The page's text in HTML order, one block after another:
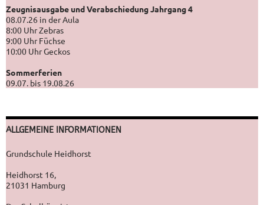
Zeugnisausgabe und Verabschiedung Jahrgang 4
08.07.26 in der Aula
8:00 Uhr Zebras
9:00 Uhr Füchse
10:00 Uhr Geckos
Sommerferien
09.07. bis 19.08.26
ALLGEMEINE INFORMATIONEN
Grundschule Heidhorst
Heidhorst 16,
21031 Hamburg